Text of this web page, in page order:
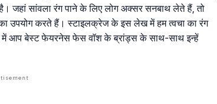
जहां सांवला रंग पाने के लिए लोग अक्सर सनबाथ लेते हैं, तो
उपयोग करते हैं। स्टाइलक्रेज के इस लेख में हम त्वचा का रंग
आप बेस्ट फेयरनेस फेस वॉश के ब्रांड्स के साथ-साथ इन्हें